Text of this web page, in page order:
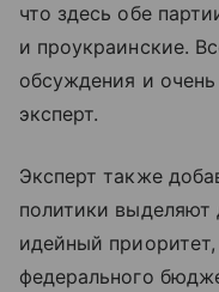
что здесь обе
и проукраинские.
обсуждения и
эксперт.
Эксперт также
политики выделяют
идейный
федерального